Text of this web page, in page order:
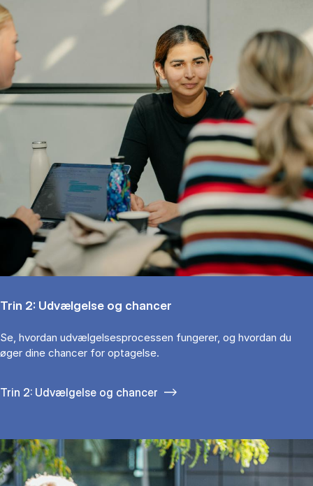
Trin 2: Udvælgelse og chancer
Se, hvordan udvælgelsesprocessen fungerer, og hvordan du
øger dine chancer for optagelse.
Trin 2: Udvælgelse og chancer